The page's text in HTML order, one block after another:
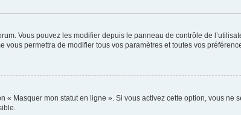
Vous pouvez les modifier depuis le panneau de contrôle de
permettra de modifier tous vos paramètres et toutes vos
Masquer mon statut en ligne ». Si vous activez cette option, vous ne